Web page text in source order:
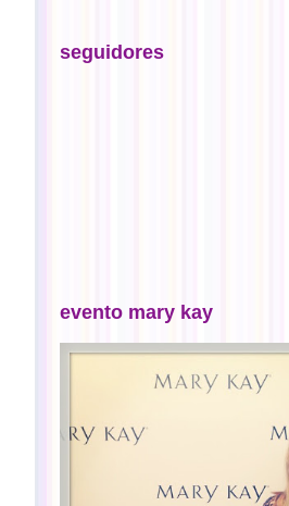
seguidores
evento mary kay